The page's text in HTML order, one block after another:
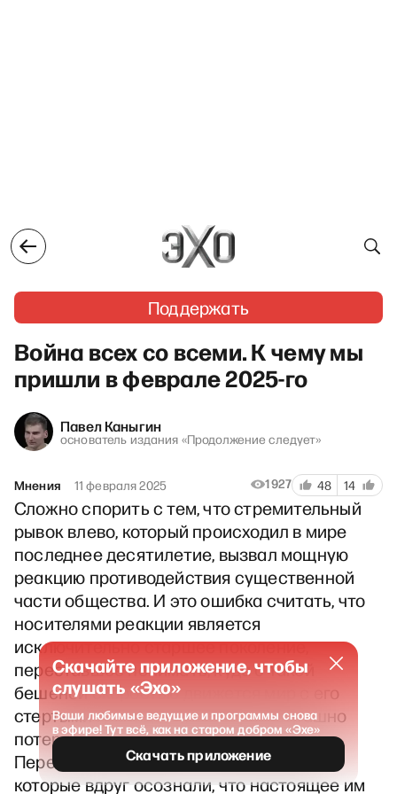
Поддержать
Война всех со всеми. К чему мы
пришли в феврале 2025-го
Павел Каныгин
основатель издания «Продолжение следует»
Мнения 11 февраля 2025 1927 48 14
Сложно спорить с тем, что стремительный
рывок влево, который происходил в мире
последнее десятилетие, вызвал мощную
реакцию противодействия существенной
части общества. И это ошибка считать, что
носителями реакции является
исключительно старшее поколение,
переставшее понимать, куда с такой
бешеной скоростью движется мир с его
стертыми границами, в котором страшно
потеряться и потерять релевантность.
Перестали понимать и многие молодые,
которые вдруг осознали, что настоящее им
Скачайте приложение, чтобы
слушать «Эхо»
Ваши любимые ведущие и программы снова
в эфире! Тут всё, как на старом добром «Эхе»
Скачать приложение